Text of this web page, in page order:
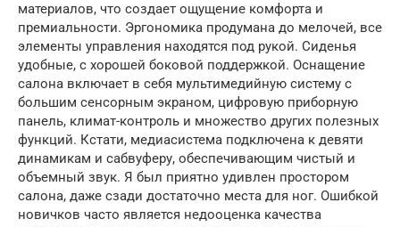
материалов, что создает ощущение комфорта и
премиальности. Эргономика продумана до мелочей, все
элементы управления находятся под рукой. Сиденья
удобные, с хорошей боковой поддержкой. Оснащение
салона включает в себя мультимедийную систему с
большим сенсорным экраном, цифровую приборную
панель, климат-контроль и множество других полезных
функций. Кстати, медиасистема подключена к девяти
динамикам и сабвуферу, обеспечивающим чистый и
объемный звук. Я был приятно удивлен простором
салона, даже сзади достаточно места для ног. Ошибкой
новичков часто является недооценка качества